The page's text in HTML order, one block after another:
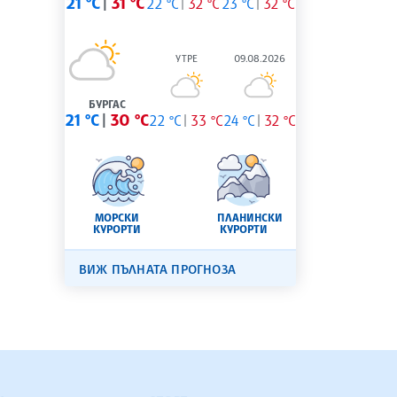
БУРГАС
21 °C 30 °C
УТРЕ
22 °C 33 °C
09.08.2026
24 °C 32 °C
МОРСКИ
КУРОРТИ
ПЛАНИНСКИ
КУРОРТИ
ВИЖ ПЪЛНАТА ПРОГНОЗА